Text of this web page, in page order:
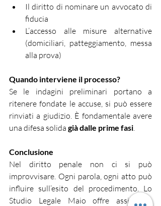
Il diritto di nominare un avvocato di
fiducia
L’accesso alle misure alternative
(domiciliari, patteggiamento, messa
alla prova)
Quando interviene il processo?
Se le indagini preliminari portano a
ritenere fondate le accuse, si può essere
rinviati a giudizio. È fondamentale avere
una difesa solida già dalle prime fasi.
Conclusione
Nel diritto penale non ci si può
improvvisare. Ogni parola, ogni atto può
influire sull’esito del procedimento. Lo
Studio Legale Maio offre assistenza